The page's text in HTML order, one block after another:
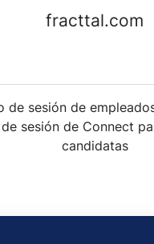
fracttal.com
de sesión de
sesión de Connect
candidatas